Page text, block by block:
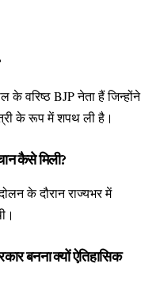
के वरिष्ठ BJP नेता हैं जिन्होंने
के रूप में शपथ ली है।
कैसे मिली?
के दौरान राज्यभर में
बनना क्यों ऐतिहासिक